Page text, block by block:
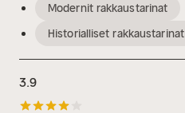
Modernit rakkaustarinat
Historialliset rakkaustarinat
3.9